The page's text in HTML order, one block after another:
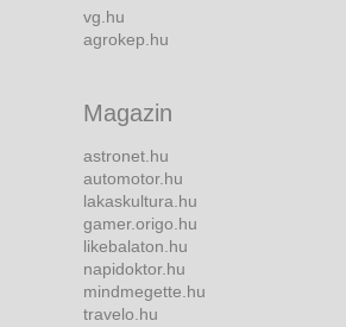
vg.hu
agrokep.hu
Magazin
astronet.hu
automotor.hu
lakaskultura.hu
gamer.origo.hu
likebalaton.hu
napidoktor.hu
mindmegette.hu
travelo.hu